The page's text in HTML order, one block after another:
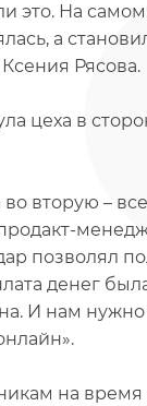
это. На
а
Рясова.
цеха в
вторую – все,
позволял
денег
И нам
на